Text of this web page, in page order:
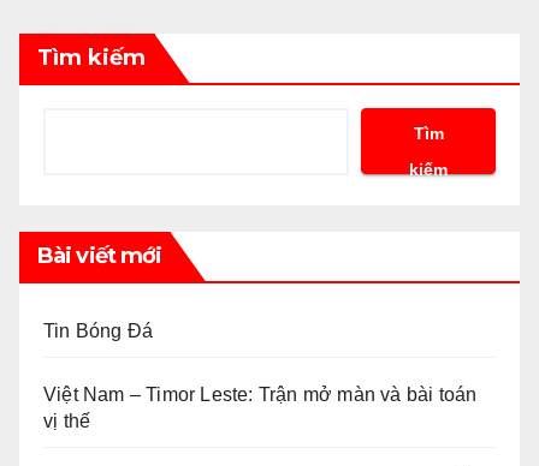
Tìm kiếm
Tìm
kiếm
Bài viết mới
Tin Bóng Đá
Việt Nam – Timor Leste: Trận mở màn và bài toán
vị thế